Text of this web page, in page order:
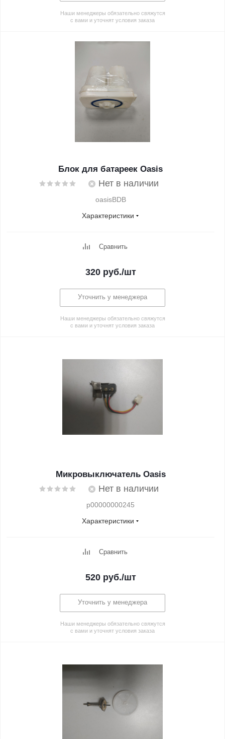
Наши менеджеры обязательно свяжутся
с вами и уточнят условия заказа
Блок для батареек Oasis
Нет в наличии
oasisBDB
Характеристики
Сравнить
320 руб./шт
Уточнить у менеджера
Наши менеджеры обязательно свяжутся
с вами и уточнят условия заказа
Микровыключатель Oasis
Нет в наличии
p00000000245
Характеристики
Сравнить
520 руб./шт
Уточнить у менеджера
Наши менеджеры обязательно свяжутся
с вами и уточнят условия заказа